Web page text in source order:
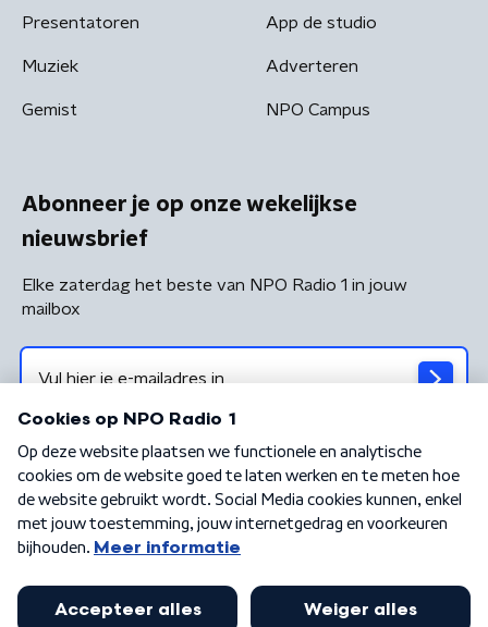
Presentatoren
Muziek
Gemist
App de studio
Adverteren
NPO Campus
Abonneer je op onze wekelijkse
nieuwsbrief
Elke zaterdag het beste van NPO Radio 1 in jouw
mailbox
Algemene voorwaarden